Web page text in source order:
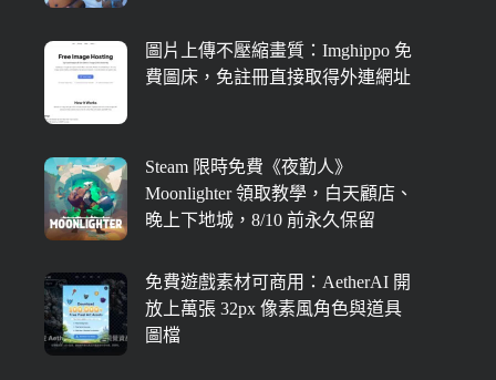
圖片上傳不壓縮畫質：Imghippo 免
費圖床，免註冊直接取得外連網址
Steam 限時免費《夜勤人》
Moonlighter 領取教學，白天顧店、
晚上下地城，8/10 前永久保留
免費遊戲素材可商用：AetherAI 開
放上萬張 32px 像素風角色與道具
圖檔